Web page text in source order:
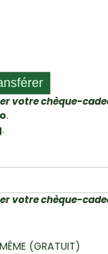
votre chèque-
.
.
votre chèque-
(GRATUIT)